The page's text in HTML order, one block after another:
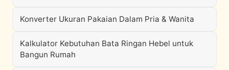
Konverter Ukuran Pakaian Dalam Pria & Wanita
Kalkulator Kebutuhan Bata Ringan Hebel untuk
Bangun Rumah